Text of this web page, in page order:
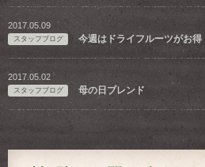
2017.05.09
スタッフブログ 今週はドライフルーツがお得
2017.05.02
スタッフブログ 母の日ブレンド